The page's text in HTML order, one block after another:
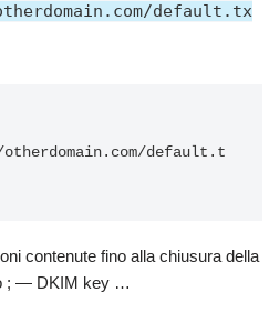
default.tx
default.t
contenute fino alla chiusura della
; — DKIM key …